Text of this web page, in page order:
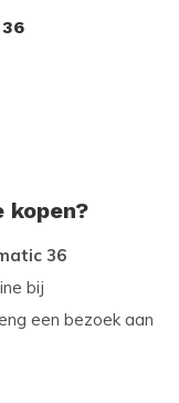
kopen?
36
bij
een bezoek aan